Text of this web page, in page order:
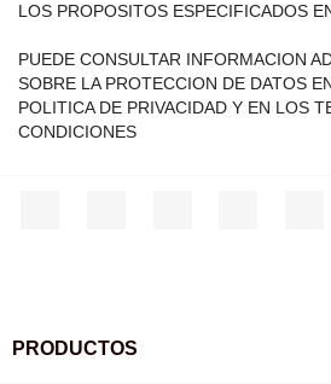
LOS PROPOSITOS ESPECIFICADOS
PUEDE CONSULTAR INFORMACION
SOBRE LA PROTECCION DE DATOS
POLITICA DE PRIVACIDAD Y EN LOS
CONDICIONES
PRODUCTOS